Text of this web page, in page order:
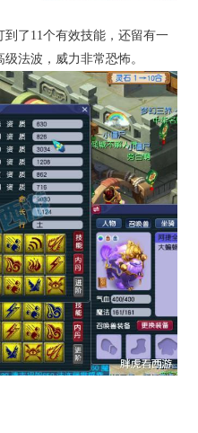
到了11个有效技能，还留有一
法波，威力非常恐怖。